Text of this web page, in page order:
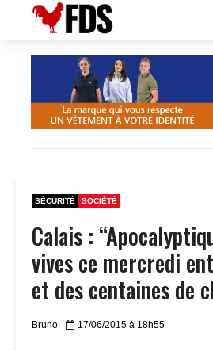
SÉCURITÉ SOCIÉTÉ
Calais :
vives ce mercredi
et des centaines de
Bruno 17/06/2015 à 18h55